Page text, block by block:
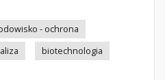
- ochrona
biotechnologia